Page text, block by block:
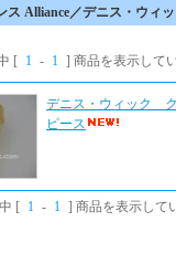
ス Alliance／デニス・ウィ
[ 1 - 1 ] 商品を表示して
デニス・ウィック
ピース
[ 1 - 1 ] 商品を表示して